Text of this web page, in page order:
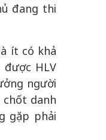
đang thi
ít có khả
HLV
người
danh
gặp phải